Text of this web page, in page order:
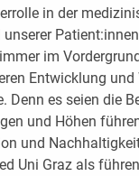
in der
im
Entwicklung und
Denn es seien die
und Höhen
und
Uni Graz als